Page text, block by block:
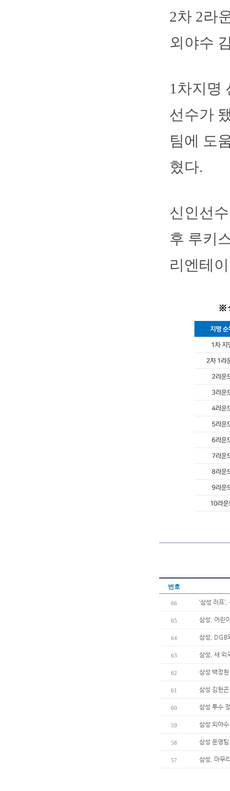
2차 2라
외야수
1차지명
선수가
팀에 도
혔다.
신인선
후 루키
리엔테
번호
66 ‘삼성 러프
65 삼성, 어린
64 삼성, DGB
63 삼성, 새 외
62 삼성 백정
61 삼성 김헌
60 삼성 투수
59 삼성 외야
58 삼성 운영
57 삼성, 마무